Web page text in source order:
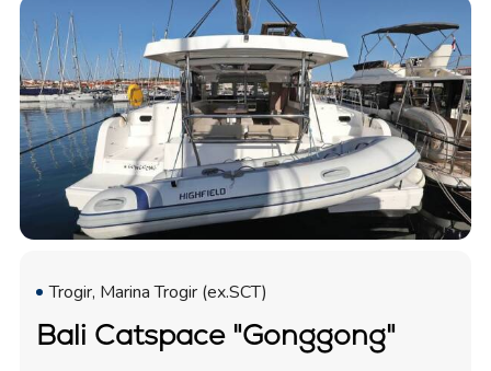
Trogir, Marina Trogir (ex.SCT)
Bali Catspace "Gonggong"